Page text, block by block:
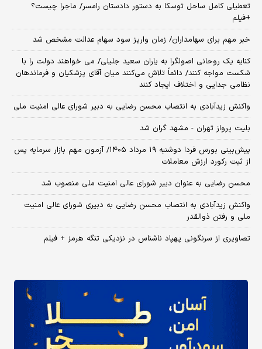
تعطیلی کامل ساحل توسکا به دستور دادستان رامسر/ ماجرا چیست؟
+فیلم
خبر مهم برای سهامداران/ زمان واریز سود سهام عدالت مشخص شد
کنایه یک روحانی اصولگرا به یاران سعید جلیلی/ می خواهند دولت را با
شکست مواجه کنند/ دائماً تلاش می‌کنند میان آقای پزشکیان و فرماندهان
نظامی جدایی و اختلاف ایجاد کنند
واکنش زیدآبادی به انتصاب محسن رضایی به دبیر شورای عالی امنیت ملی
بلیت پرواز تهران - مشهد گران شد
​پیش‌بینی بورس فردا دوشنبه ۱۹ مرداد ۱۴۰۵/ آزمون مهم بازار سرمایه پس
از ثبت رکورد ارزش معاملات
محسن رضایی به عنوان دبیر شورای عالی امنیت ملی منصوب شد
واکنش زیدآبادی به انتصاب محسن رضایی به دبیری شورای عالی امنیت
ملی و رفتن ذوالقدر
تصاویری از سرنگونی پهپاد ناشناس در نزدیکی تنگه هرمز + فیلم